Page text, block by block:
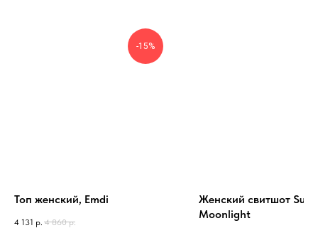
-15%
Топ женский, Emdi
4 131 р. 4 860 р.
Женский свитшот
Moonlight